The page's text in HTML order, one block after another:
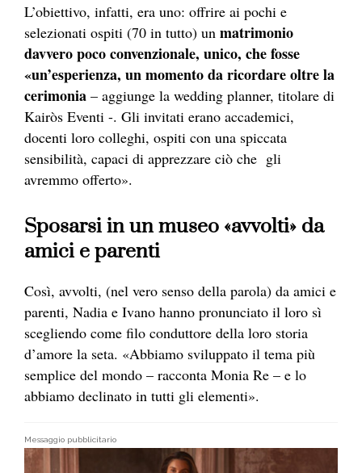
L’obiettivo, infatti, era uno: offrire ai pochi e
selezionati ospiti (70 in tutto) un matrimonio
davvero poco convenzionale, unico, che fosse
«un’esperienza, un momento da ricordare oltre la
cerimonia – aggiunge la wedding planner, titolare di
Kairòs Eventi -. Gli invitati erano accademici,
docenti loro colleghi, ospiti con una spiccata
sensibilità, capaci di apprezzare ciò che gli
avremmo offerto».
Sposarsi in un museo «avvolti» da
amici e parenti
Così, avvolti, (nel vero senso della parola) da amici e
parenti, Nadia e Ivano hanno pronunciato il loro sì
scegliendo come filo conduttore della loro storia
d’amore la seta. «Abbiamo sviluppato il tema più
semplice del mondo – racconta Monia Re – e lo
abbiamo declinato in tutti gli elementi».
Messaggio pubblicitario